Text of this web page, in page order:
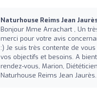
Naturhouse Reims Jean
Bonjour Mme Arrachart , Un
merci pour votre avis
:) Je suis très contente de
vos objectifs et besoins. A
rendez-vous, Marion,
Naturhouse Reims Jean Jaurès.